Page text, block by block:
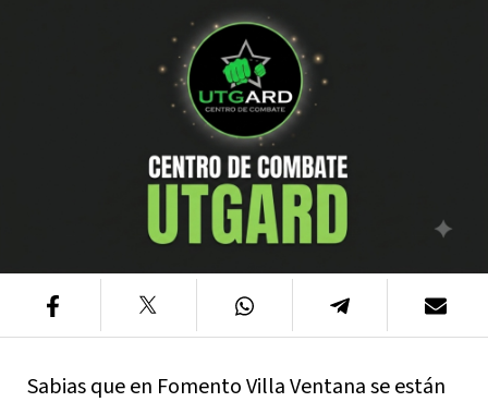
Sabias que en Fomento Villa Ventana se están